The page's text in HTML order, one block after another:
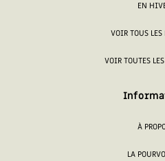
EN
VOIR TOUS LES
VOIR TOUTES
À
LA